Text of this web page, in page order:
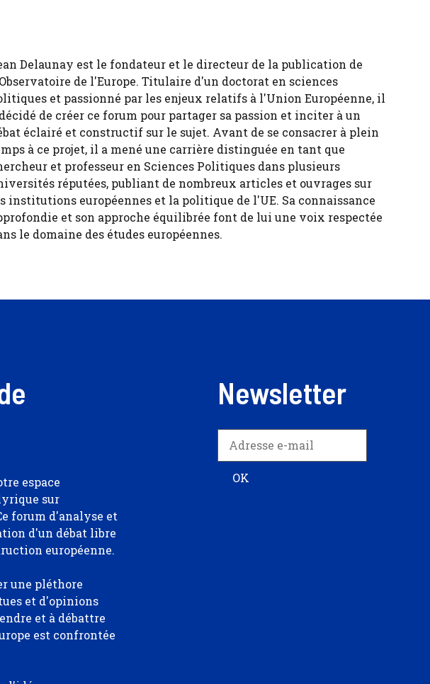
Delaunay est le fondateur et le directeur de la publication de
de l'Europe. Titulaire d'un doctorat en sciences
et passionné par les enjeux relatifs à l'Union Européenne, il
de créer ce forum pour partager sa passion et inciter à un
éclairé et constructif sur le sujet. Avant de se consacrer à plein
à ce projet, il a mené une carrière distinguée en tant que
et professeur en Sciences Politiques dans plusieurs
réputées, publiant de nombreux articles et ouvrages sur
institutions européennes et la politique de l'UE. Sa connaissance
et son approche équilibrée font de lui une voix respectée
le domaine des études européennes.
espace
sur
forum d'analyse et
d'un débat libre
européenne.
une pléthore
et d'opinions
et à débattre
est confrontée
Newsletter